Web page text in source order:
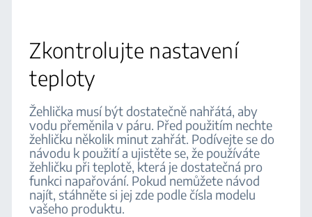
Zkontrolujte nastavení
teploty
Žehlička musí být dostatečně nahřátá, aby
vodu přeměnila v páru. Před použitím nechte
žehličku několik minut zahřát. Podívejte se do
návodu k použití a ujistěte se, že používáte
žehličku při teplotě, která je dostatečná pro
funkci napařování. Pokud nemůžete návod
najít, stáhněte si jej zde podle čísla modelu
vašeho produktu.